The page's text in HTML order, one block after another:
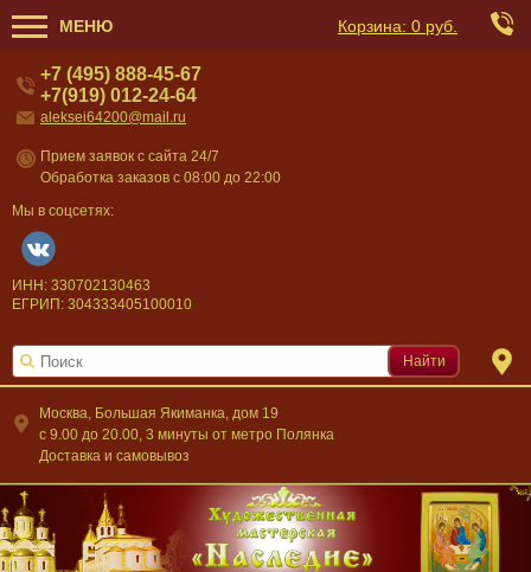
МЕНЮ Корзина: 0 руб.
Москва, Большая Якиманка, дом 19
c 9.00 до 20.00, 3 минуты от метро Полянка
Доставка и самовывоз
+7 (495) 888-45-67
+7(919) 012-24-64
aleksei64200@mail.ru
Прием заявок с сайта 24/7
Обработка заказов с 08:00 до 22:00
Мы в соцсетях:
ИНН: 330702130463
ЕГРИП: 304333405100010
Найти